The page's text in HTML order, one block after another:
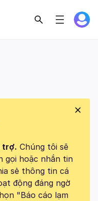
trợ. Chúng tôi sẽ
gọi hoặc nhắn tin
sẻ thông tin cá
động đáng ngờ
"Báo cáo lạm